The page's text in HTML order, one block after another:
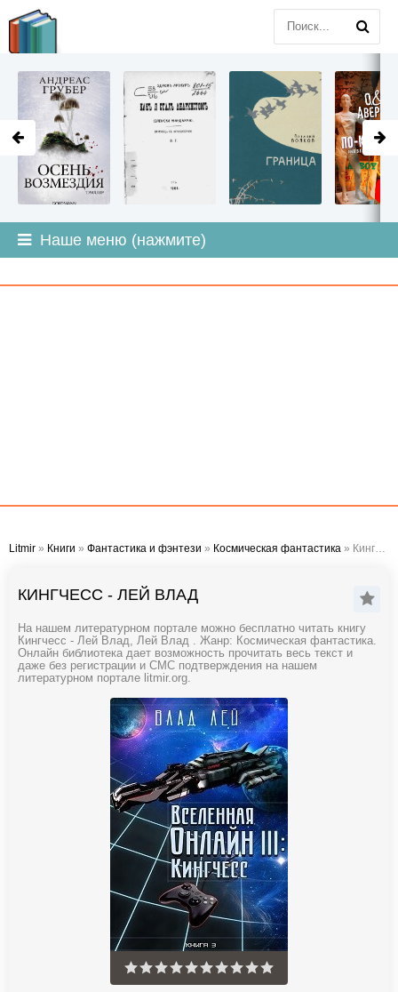
Наше меню (нажмите)
Litmir » Книги » Фантастика и фэнтези » Космическая фантастика » Кингчесс - Лей Влад
КИНГЧЕСС - ЛЕЙ ВЛАД
На нашем литературном портале можно бесплатно читать книгу
Кингчесс - Лей Влад, Лей Влад . Жанр: Космическая фантастика.
Онлайн библиотека дает возможность прочитать весь текст и
даже без регистрации и СМС подтверждения на нашем
литературном портале litmir.org.
LITMIR.ORG